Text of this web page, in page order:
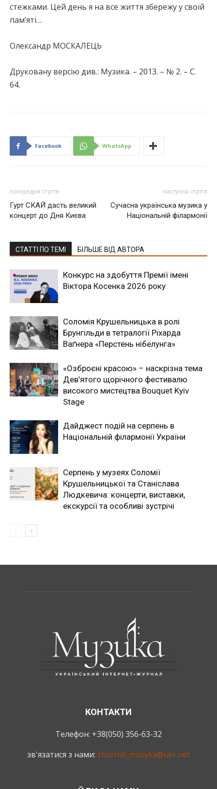
стежками. Цей день я на все життя збережу у своїй
пам’яті…
Олександр МОСКАЛЕЦЬ
Друковану версію див.: Музика. – 2013. – № 2. – С.
64.
Facebook WhatsApp
попередня стаття
Гурт СКАЙ дасть великий
концерт до Дня Києва
наступна стаття
Сучасна українська музика у
Національній філармонії
СТАТТІ ПО ТЕМІ БІЛЬШЕ ВІД АВТОРА
Конкурс на здобуття Премії імені
Віктора Косенка 2026 року
Соломія Крушельницька в ролі
Брунгільди в тетралогії Ріхарда
Ваґнера «Перстень нібелунга»
«Озброєні красою» – наскрізна тема
Дев’ятого щорічного фестивалю
високого мистецтва Bouquet Kyiv
Stage
Дайджест подій на серпень в
Національній філармонії України
Серпень у музеях Соломії
Крушельницької та Станіслава
Людкевича: концерти, виставки,
екскурсії та особливі зустрічі
КОНТАКТИ
Телефон: +38(050) 356-63-32
зв'язатися з нами: zhurnal_muzyka@ukr.net